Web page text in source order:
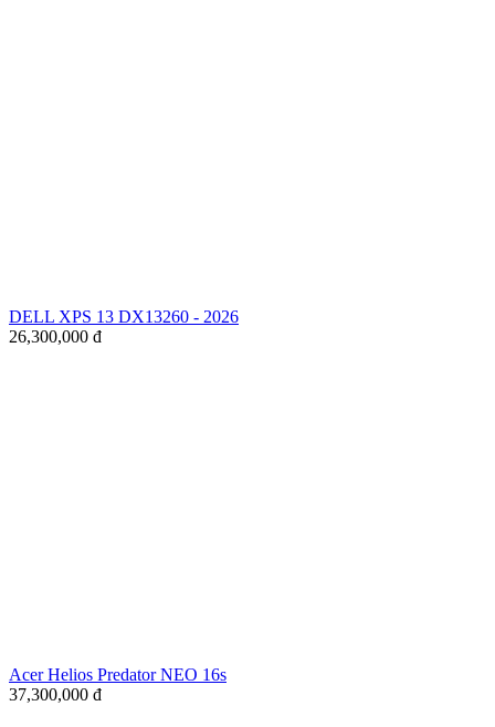
DELL XPS 13 DX13260 - 2026
26,300,000 đ
Acer Helios Predator NEO 16s
37,300,000 đ